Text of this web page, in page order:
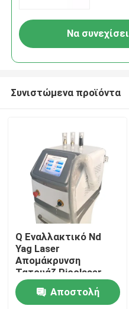
Σπίτι
Προϊόντα
Βίντεο
Να συνεχίσει
Συνιστώμενα προϊόντα
Q Εναλλακτικό Nd
Yag Laser
Απομάκρυνση
Τατουάζ Picolaser
1064nm 532nm
Αποστολή